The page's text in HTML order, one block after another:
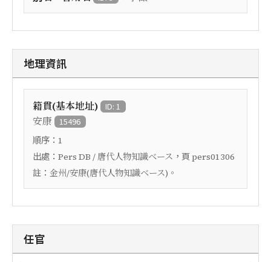
地理資訊
籍貫(基本地址) ID: 1
安康 15496
順序： 1
出處： Pers DB / 唐代人物知識ベース ，頁 pers01306
註： 金州/安康(唐代人物知識ベース)。
任官